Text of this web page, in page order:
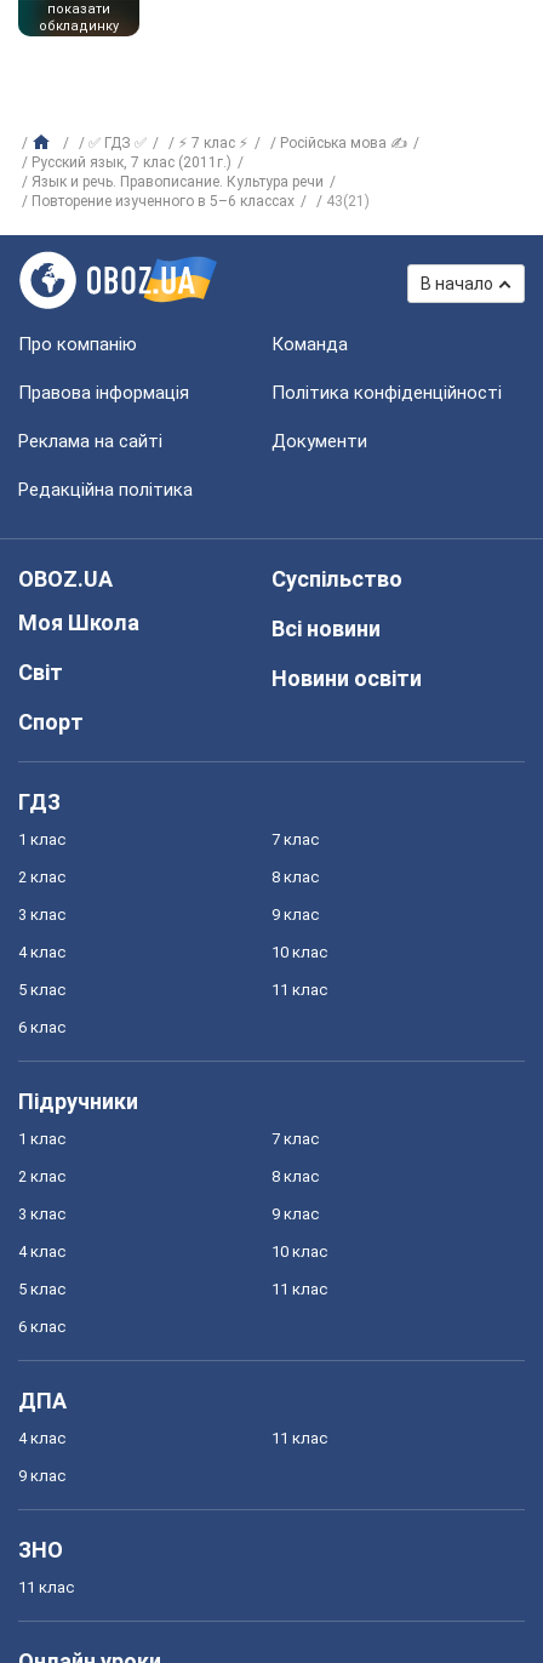
показати
обкладинку
✅ ГДЗ ✅ ⚡ 7 клас ⚡
Російська мова ✍
Русский язык, 7 клас (2011г.)
Язык и речь. Правописание. Культура речи
Повторение изученного в 5–6 классах
43(21)
В начало
Про компанію Команда
Правова інформація Політика конфіденційності
Реклама на сайті Документи
Редакційна політика
OBOZ.UA
Моя Школа
Світ
Спорт
Суспільство
Всі новини
Новини освіти
ГДЗ
1 клас
2 клас
3 клас
4 клас
5 клас
6 клас
7 клас
8 клас
9 клас
10 клас
11 клас
Підручники
1 клас
2 клас
3 клас
4 клас
5 клас
6 клас
7 клас
8 клас
9 клас
10 клас
11 клас
ДПА
4 клас
9 клас
11 клас
ЗНО
11 клас